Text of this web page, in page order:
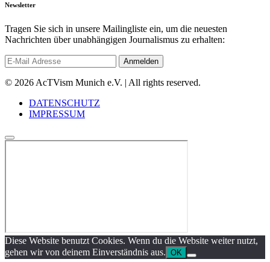
Newsletter
Tragen Sie sich in unsere Mailingliste ein, um die neuesten
Nachrichten über unabhängigen Journalismus zu erhalten:
© 2026 AcTVism Munich e.V. | All rights reserved.
DATENSCHUTZ
IMPRESSUM
Diese Website benutzt Cookies. Wenn du die Website weiter nutzt,
gehen wir von deinem Einverständnis aus. OK